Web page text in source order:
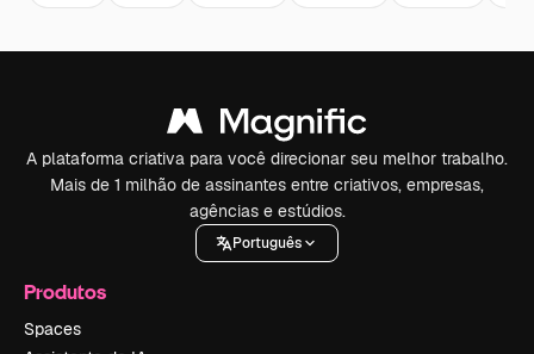
A plataforma criativa para você direcionar seu melhor trabalho.
Mais de 1 milhão de assinantes entre criativos, empresas,
agências e estúdios.
Português
Produtos
Spaces